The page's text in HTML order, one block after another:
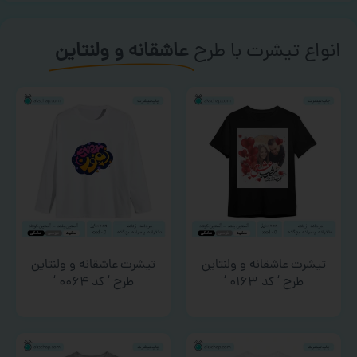
انواع تیشرت با طرح عاشقانه و ولنتاین
تیشرت عاشقانه و ولنتاین
طرح ‘ کد ۰۱۶۳ ‘
تیشرت عاشقانه و ولنتاین
طرح ‘ کد ۰۰۶۴ ‘